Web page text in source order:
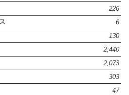
226
6
130
2,440
2,073
303
47